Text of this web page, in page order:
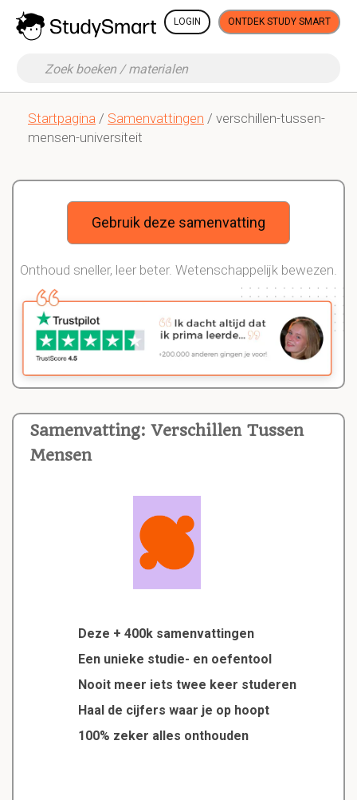
LOGIN ONTDEK STUDY SMART
Startpagina / Samenvattingen / verschillen-tussen-
mensen-universiteit
Samenvatting: Verschillen Tussen
Mensen
Deze + 400k samenvattingen
Een unieke studie- en oefentool
Nooit meer iets twee keer studeren
Haal de cijfers waar je op hoopt
100% zeker alles onthouden
Gebruik deze samenvatting
Onthoud sneller, leer beter. Wetenschappelijk bewezen.